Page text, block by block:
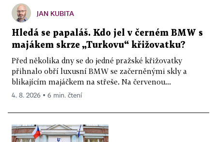
JAN KUBITA
Hledá se papaláš. Kdo jel v černém BMW s
majákem skrze „Turkovu“ křižovatku?
Před několika dny se do jedné pražské křižovatky
přihnalo obří luxusní BMW se začerněnými skly a
blikajícím majáčkem na střeše. Na červenou...
4. 8. 2026 ▪ 6 min. čtení